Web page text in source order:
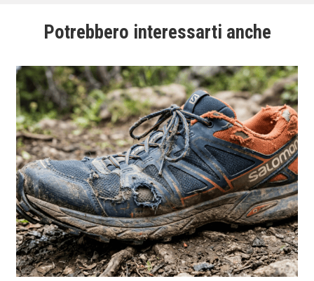
Potrebbero interessarti anche